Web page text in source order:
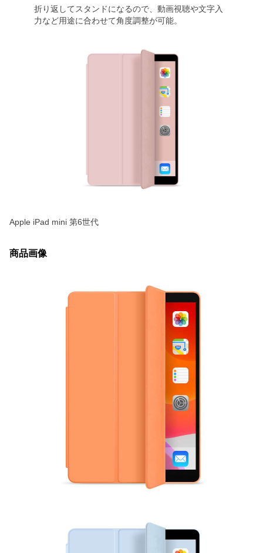
折り返してスタンドになるので、動画視聴や文字入
力など用途に合わせて角度調整が可能。
Apple iPad mini 第6世代
商品画像